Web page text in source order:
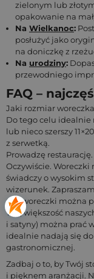
zielonym lub
opakowanie na
Na Wielkanoc:
posłużyć jako
na doniczkę z
Na urodziny:
przewodniego
FAQ –
Jaki rozmiar
Do tego celu idealnie
lub nieco szerszy
z serwetką.
Prowadzę
Oczywiście. Woreczki
świadczy o wysokim
wizerunek.
Czy woreczki można
Tak, większość
i satyny) można prać
idealnie nadają się
gastronomicznej.
Zadbaj o to, by Twój
i pięknem aranżacji.